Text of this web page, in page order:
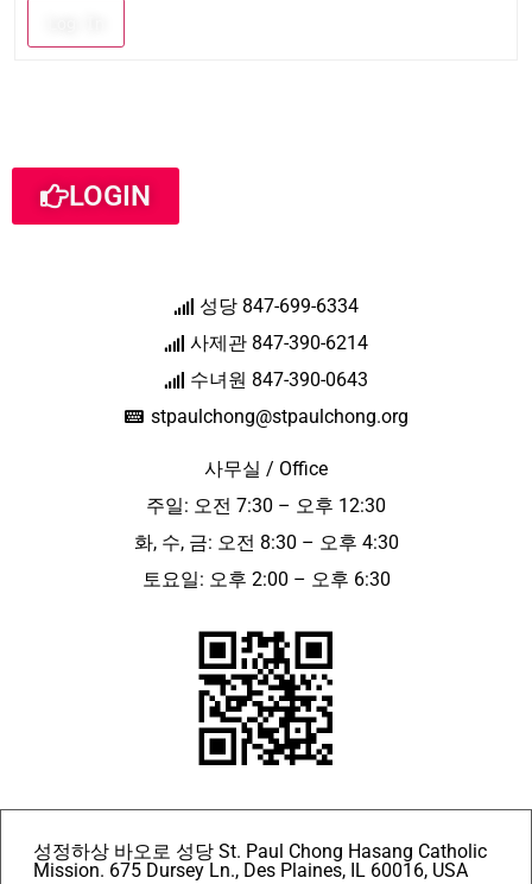
LOGIN
성당 847-699-6334
사제관 847-390-6214
수녀원 847-390-0643
stpaulchong@stpaulchong.org
사무실 / Office
주일: 오전 7:30 – 오후 12:30
화, 수, 금: 오전 8:30 – 오후 4:30
토요일: 오후 2:00 – 오후 6:30
성정하상 바오로 성당 St. Paul Chong Hasang Catholic
Mission. 675 Dursey Ln., Des Plaines, IL 60016, USA